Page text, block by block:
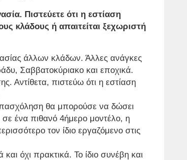
Πιστεύετε ότι η εστίαση
κλάδους ή απαιτείται ξεχωριστή
άλλων κλάδων. Άλλες ανάγκες
Σαββατοκύριακο και εποχικά.
Αντίθετα, πιστεύω ότι η εστίαση
θα μπορούσε να δώσει
ένα πιθανό 4ήμερο μοντέλο, η
τον ίδιο εργαζόμενο στις
όχι πρακτικά. Το ίδιο συνέβη και